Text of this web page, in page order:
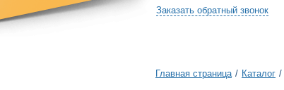
Заказать обратный звонок
Главная страница / Каталог /